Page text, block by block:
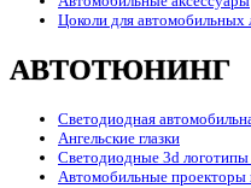
Цоколи для автомобильных
АВТОТЮНИНГ
Светодиодная
Ангельские глазки
Светодиодные 3d логотипы
Автомобильные проекторы